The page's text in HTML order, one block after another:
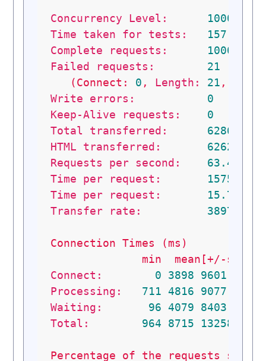
Concurrency Level:
1000
Time taken for tests:
Complete requests:
10000
Failed requests:
21
(Connect:
0 , Length: 21 ,
Write errors:
0
Keep-Alive requests:
0
Total transferred:
628658346
HTML transferred:
626254006
Requests per second:
63.48
Time per request:
15753.062
Time per request:
15.753
Transfer rate:
3897.17
Connection Times
(ms)
min
mean[+/-sd]
Connect:
0 3898
9601.3
Processing:
711 4816 9077.5
Waiting:
96 4079 8403.1
Total:
964 8715 13258.0
Percentage of the requests served